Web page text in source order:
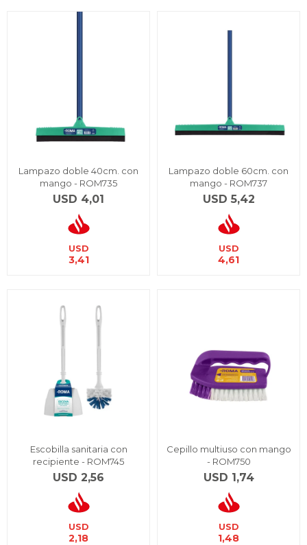
Lampazo doble 40cm. con
mango - ROM735
USD 4,01
USD
3,41
Lampazo doble 60cm. con
mango - ROM737
USD 5,42
USD
4,61
Escobilla sanitaria con
recipiente - ROM745
USD 2,56
USD
2,18
Cepillo multiuso con mango
- ROM750
USD 1,74
USD
1,48